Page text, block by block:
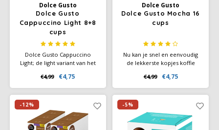
Nestlé - Nescafé
Dolce Gusto
Dolce Gusto
Cappuccino Light 8+8
cups
Dolce Gusto Cappuccino
Light; de light variant van het
cappuccino van intense
espresso met rijk en krachtig
aroma heeft een heerlijke
lichtzoete melkschuimlaag van
magere melk.
€4,99 €4,75
Dolce Gusto
Dolce Gusto Mocha 16
cups
Nu kan je snel en eenvoudig
de lekkerste kopjes koffie
pure en authentieke smaak
met de nieuwe Koffiecapsules
Nescafé Dolce Gusto
€4,99 €4,75
-12% -5%